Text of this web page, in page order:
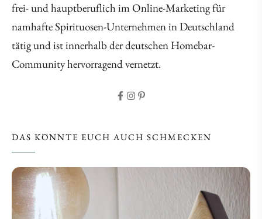
frei- und hauptberuflich im Online-Marketing für
namhafte Spirituosen-Unternehmen in Deutschland
tätig und ist innerhalb der deutschen Homebar-
Community hervorragend vernetzt.
DAS KÖNNTE EUCH AUCH SCHMECKEN